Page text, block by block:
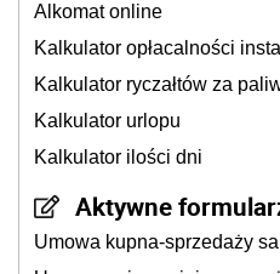
Alkomat online
Kalkulator opłacalności
Kalkulator ryczałtów za
Kalkulator urlopu
Kalkulator ilości dni
Aktywne
Umowa kupna-sprzedaży